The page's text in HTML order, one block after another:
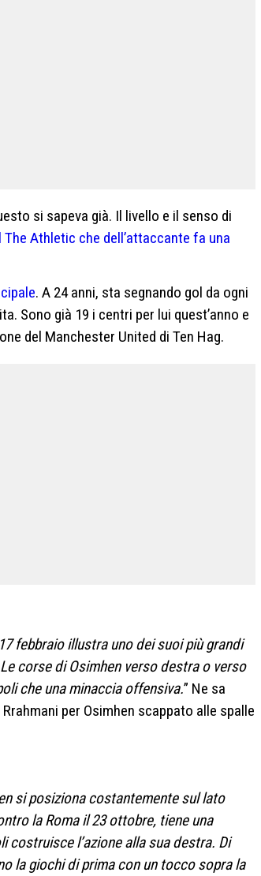
si sapeva già. Il livello e il senso di
The Athletic che dell’attaccante fa una
. A 24 anni, sta segnando gol da ogni
Sono già 19 i centri per lui quest’anno e
del Manchester United di Ten Hag.
febbraio illustra uno dei suoi più grandi
Le corse di Osimhen verso destra o verso
che una minaccia offensiva.” Ne sa
per Osimhen scappato alle spalle
si posiziona costantemente sul lato
la Roma il 23 ottobre, tiene una
costruisce l’azione alla sua destra. Di
la giochi di prima con un tocco sopra la